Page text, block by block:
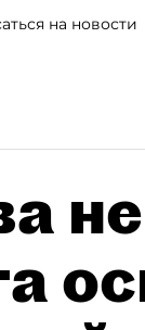
на новости